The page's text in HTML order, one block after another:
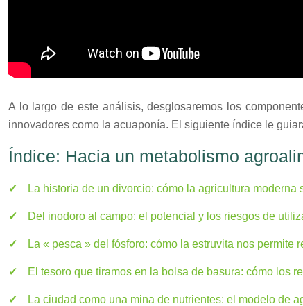
A lo largo de este análisis, desglosaremos los
innovadores como la acuaponía. El siguiente índice le
Índice: Hacia un metabolismo
La historia de un divorcio: cómo la agricultura
Del inodoro al campo: el potencial y los riesgos de
La « pesca » del fósforo: cómo la estruvita nos permite
El tesoro que tiramos en la bolsa de basura: cómo los
La ciudad como una mina de nutrientes: el modelo de